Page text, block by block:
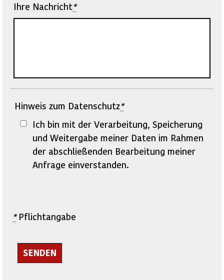
Ihre Nachricht*
Hinweis zum Datenschutz*
Ich bin mit der Verarbeitung, Speicherung
und Weitergabe meiner Daten im Rahmen
der abschließenden Bearbeitung meiner
Anfrage einverstanden.
*Pflichtangabe